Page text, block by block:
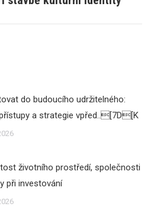
do budoucího udržitelného:
a strategie vpřed..[7D[K
životního prostředí, společnosti
při investování